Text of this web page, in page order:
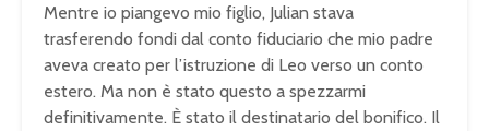
Mentre io piangevo mio figlio, Julian stava
trasferendo fondi dal conto fiduciario che mio padre
aveva creato per l’istruzione di Leo verso un conto
estero. Ma non è stato questo a spezzarmi
definitivamente. È stato il destinatario del bonifico. Il